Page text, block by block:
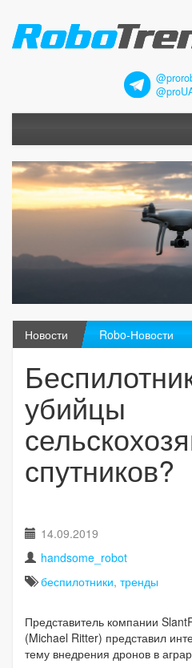
Новости Robo-Новости
убийцы
спутников?
14.09.2019
handsome_robot
беспилотники, тренды
Представитель компании
(Michael Ritter) представил
тему внедрения дронов в